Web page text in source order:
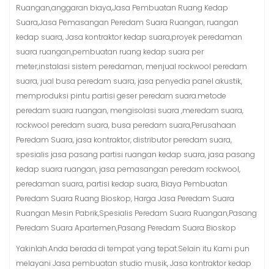
Ruangan,anggaran biaya,Jasa Pembuatan Ruang Kedap
Suara,Jasa Pemasangan Peredam Suara Ruangan, ruangan
kedap suara, Jasa kontraktor kedap suara,proyek peredaman
suara ruangan,pembuatan ruang kedap suara per
meter,instalasi sistem peredaman, menjual rockwool peredam
suara, jual busa peredam suara, jasa penyedia panel akustik,
memproduksi pintu partisi geser peredam suara.metode
peredam suara ruangan, mengisolasi suara ,meredam suara,
rockwool peredam suara, busa peredam suara,Perusahaan
Peredam Suara, jasa kontraktor, distributor peredam suara,
spesialis jasa pasang partisi ruangan kedap suara, jasa pasang
kedap suara ruangan, jasa pemasangan peredam rockwool,
peredaman suara, partisi kedap suara, Biaya Pembuatan
Peredam Suara Ruang Bioskop, Harga Jasa Peredam Suara
Ruangan Mesin Pabrik,Spesialis Peredam Suara Ruangan,Pasang
Peredam Suara Apartemen,Pasang Peredam Suara Bioskop
Yakinlah.Anda berada di tempat yang tepat.Selain itu Kami pun
melayani Jasa pembuatan studio musik, Jasa kontraktor kedap